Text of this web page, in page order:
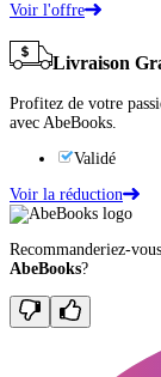
Voir l'offre
Livraison
Profitez de votre
avec AbeBooks.
Validé
Voir la réduction
Recommanderiez-vous
AbeBooks?